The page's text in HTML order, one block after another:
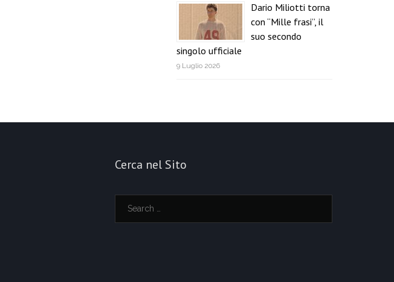
Dario Miliotti torna
con “Mille frasi”, il
suo secondo
singolo ufficiale
9 Luglio 2026
Cerca nel Sito